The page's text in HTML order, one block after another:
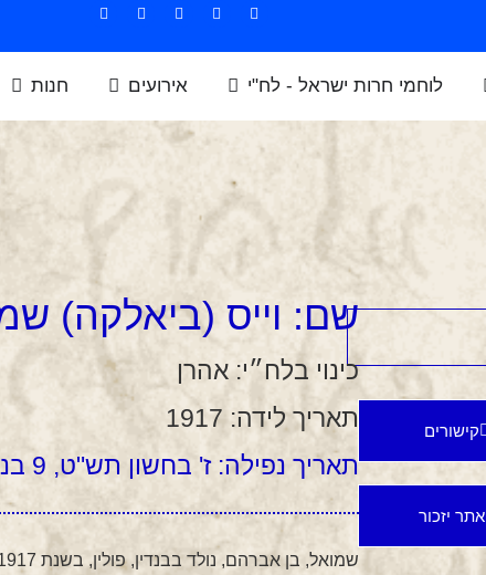
לוחמי חרות ישראל - לח"י אירועים חנות
קישורים
אתר יזכור
שם: וייס (ביאלקה)
כינוי בלח״י:אהרן
תאריך לידה: 1917
תאריך נפילה:ז' בחשון תש"ט, 9 בנובמבר 1948
שמואל, בן אברהם, נולד בבנדין, פולין, בשנת 1917.